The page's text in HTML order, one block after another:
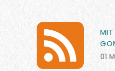
MIT
01